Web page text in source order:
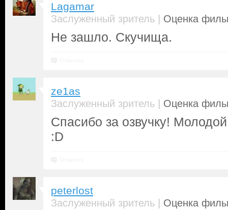
Lagamar
Заслуженный зритель | Оценка
Не зашло. Скучища.
ze1as
Заслуженный зритель | Оценка
Спасибо за озвучку!
:D
peterlost
Заслуженный зритель | Оценка